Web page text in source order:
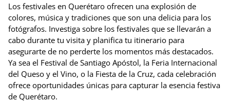
Los festivales en Querétaro ofrecen una explosión de
colores, música y tradiciones que son una delicia para los
fotógrafos. Investiga sobre los festivales que se llevarán a
cabo durante tu visita y planifica tu itinerario para
asegurarte de no perderte los momentos más destacados.
Ya sea el Festival de Santiago Apóstol, la Feria Internacional
del Queso y el Vino, o la Fiesta de la Cruz, cada celebración
ofrece oportunidades únicas para capturar la esencia festiva
de Querétaro.